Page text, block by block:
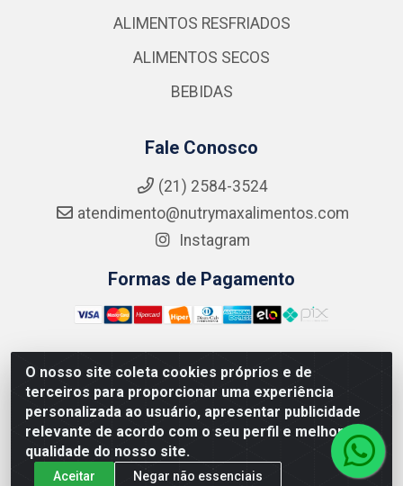
O nosso site coleta cookies próprios e de
terceiros para proporcionar uma experiência
personalizada ao usuário, apresentar publicidade
relevante de acordo com o seu perfil e melhorar a
qualidade do nosso site.
Aceitar Negar não essenciais
ALIMENTOS RESFRIADOS
ALIMENTOS SECOS
BEBIDAS
Fale Conosco
(21) 2584-3524
atendimento@nutrymaxalimentos.com
Instagram
Formas de Pagamento
NUTRY MAX COMÉRCIO DE PRODUTOS ALIMENTICIOS
LTDA - RUA DO FEIJÃO, 721 PENHA CIRCULAR/RJ -
CNPJ: 15.796.122/0001-03